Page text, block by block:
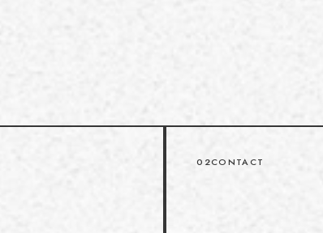
02CONTACT